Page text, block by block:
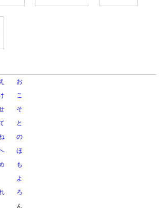
え
お
こ
そ
と
の
ほ
も
よ
ろ
ん